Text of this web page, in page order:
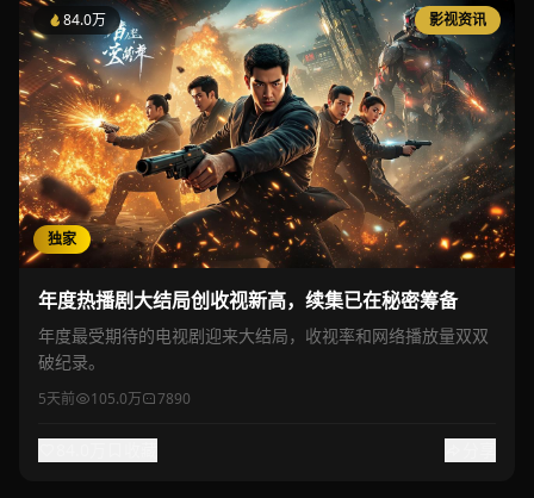
84.0万 影视资讯
独家
年度热播剧大结局创收视新高，续集已在秘密筹备
年度最受期待的电视剧迎来大结局，收视率和网络播放量双双
破纪录。
5天前 105.0万 7890